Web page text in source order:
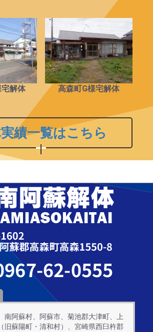
解体 高森町G様宅解体
績一覧はこちら
南阿蘇村、阿蘇市、菊池郡大津町、上
旧蘇陽町・清和村）、宮崎県西臼杵郡